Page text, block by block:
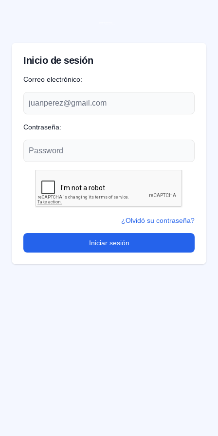
Inicio de sesión
Correo electrónico:
Contraseña:
¿Olvidó su contraseña?